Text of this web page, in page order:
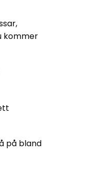
kommer
på bland